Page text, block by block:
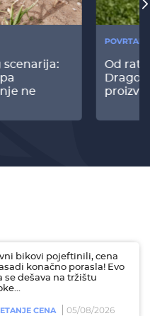
scenarija:
ne
Od
bikovi pojeftinili, cena
konačno porasla! Evo
se dešava na tržištu
CENA 05/08/2026